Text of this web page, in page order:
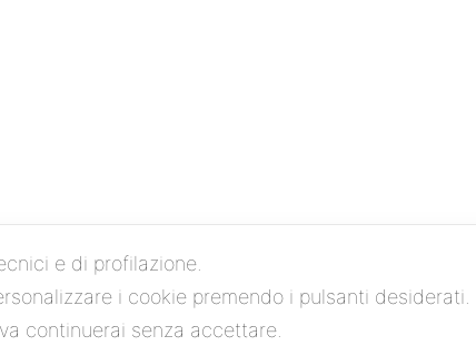
Facebook
Instagram
YouTube
e di profilazione.
i cookie premendo i pulsanti desiderati.
continuerai senza accettare.